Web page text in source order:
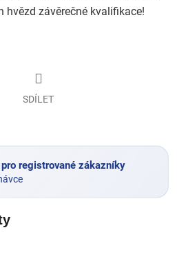
hvězd závěrečné kvalifikace!
SDÍLET
registrované zákazníky